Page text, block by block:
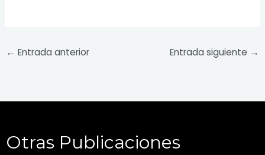
← Entrada anterior Entrada siguiente →
Otras Publicaciones